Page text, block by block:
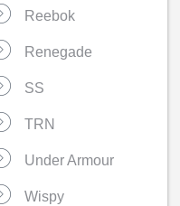
Reebok
Renegade
SS
TRN
Under Armour
Wispy